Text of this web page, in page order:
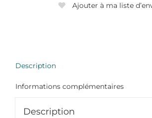
Ajouter à ma liste
Description
Informations complémentaires
Description